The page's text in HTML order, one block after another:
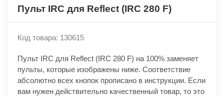
Пульт IRC для Reflect (IRC 280 F)
Код товара: 130615
Пульт IRC для Reflect (IRC 280 F) на 100% заменяет
пульты, которые изображены ниже. Соответствие
абсолютно всех кнопок прописано в инструкции. Если
вам нужен действительно качественный товар, то это